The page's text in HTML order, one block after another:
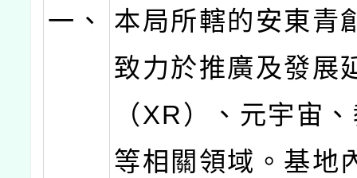
一、
本局所轄的安東青
致力於推廣及發展
（XR）、元宇宙
等相關領域。基地